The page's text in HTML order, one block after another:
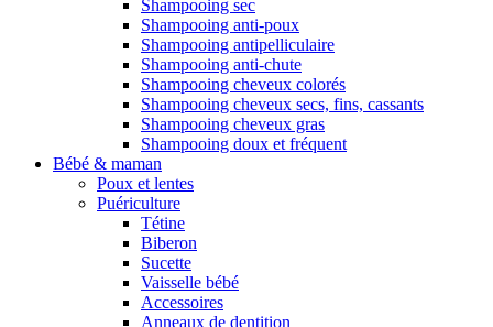
Shampooing sec
Shampooing anti-poux
Shampooing antipelliculaire
Shampooing anti-chute
Shampooing cheveux colorés
Shampooing cheveux secs, fins, cassants
Shampooing cheveux gras
Shampooing doux et fréquent
Bébé & maman
Poux et lentes
Puériculture
Tétine
Biberon
Sucette
Vaisselle bébé
Accessoires
Anneaux de dentition